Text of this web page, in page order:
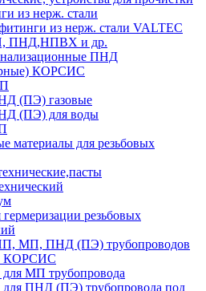
из нерж. стали
из нерж. стали VALTEC
ПНД,НПВХ и др.
ПНД
КОРСИС
(ПЭ) газовые
(ПЭ) для воды
материалы для резьбовых
резьбовых
МП, ПНД (ПЭ) трубопроводов
КОРСИС
МП трубопровода
ПНД (ПЭ) трубопровода под